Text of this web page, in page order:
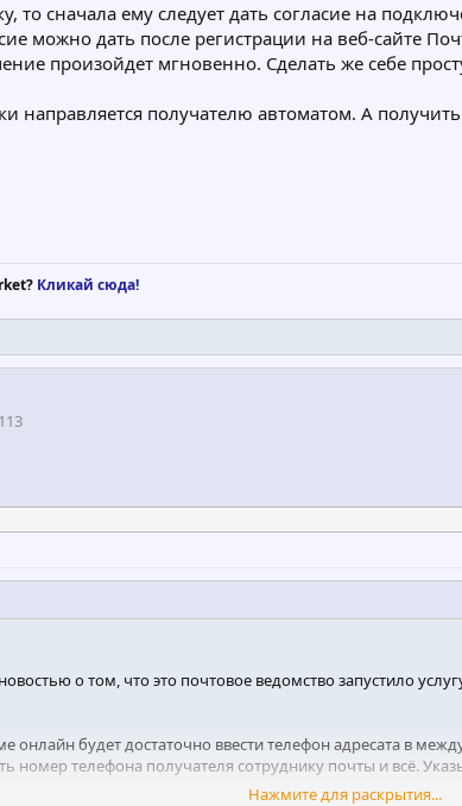
то сначала ему следует дать согласие на
можно дать после регистрации на веб-сайте
произойдет мгновенно. Сделать же себе
направляется получателю автоматом. А
Кликай сюда!
113
о том, что это почтовое ведомство запустило
будет достаточно ввести телефон адресата в
номер телефона получателя сотруднику почты и всё.
Нажмите для раскрытия...